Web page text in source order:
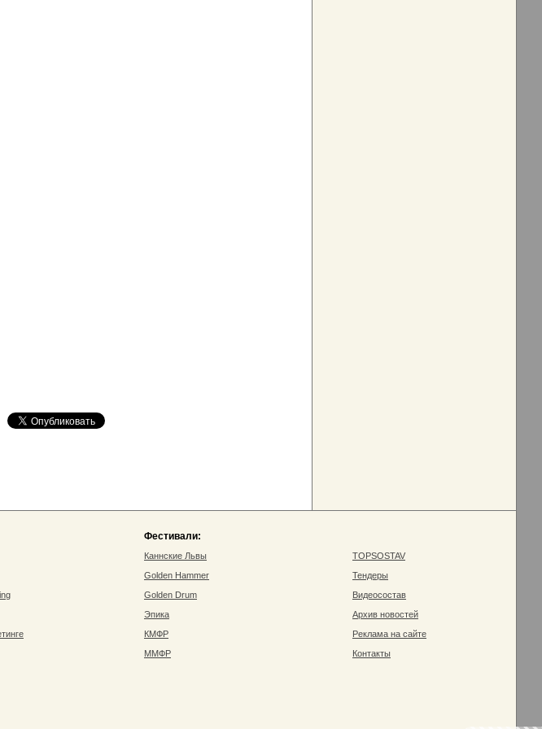
Фестивали:
Каннские Львы
Golden Hammer
Golden Drum
Эпика
КМФР
ММФР
TOPSOSTAV
Тендеры
Видеосостав
Архив новостей
Реклама на сайте
Контакты